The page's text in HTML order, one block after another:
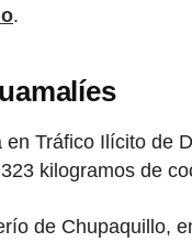
.
Tráfico Ilícito de
kilogramos de
de Chupaquillo,